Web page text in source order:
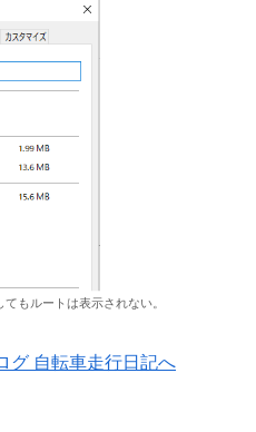
もルートは表示されない。